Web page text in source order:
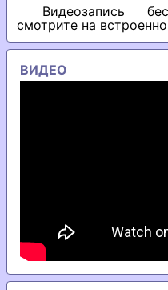
Видеозапись
смотрите на
ВИДЕО